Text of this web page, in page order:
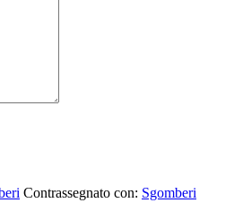
Contrassegnato con: Sgomberi